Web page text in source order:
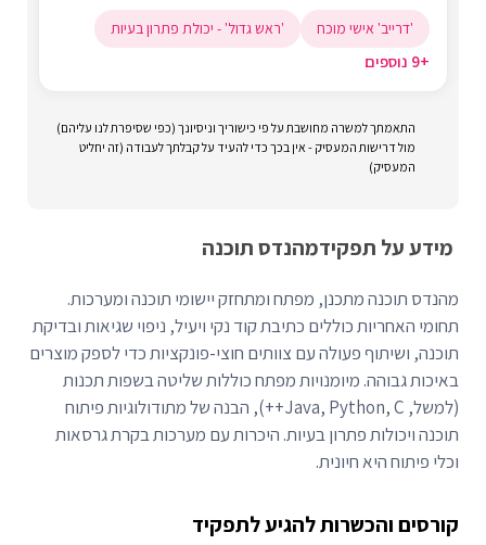
'דרייב' אישי מוכח 'ראש גדול' - יכולת פתרון בעיות
+9 נוספים
התאמתך למשרה מחושבת על פי כישוריך וניסיונך (כפי שסיפרת לנו עליהם)
מול דרישות המעסיק - אין בכך כדי להעיד על קבלתך לעבודה (זה יחליט
המעסיק)
מידע על תפקידמהנדס תוכנה
מהנדס תוכנה מתכנן, מפתח ומתחזק יישומי תוכנה ומערכות.
תחומי האחריות כוללים כתיבת קוד נקי ויעיל, ניפוי שגיאות ובדיקת
תוכנה, ושיתוף פעולה עם צוותים חוצי-פונקציות כדי לספק מוצרים
באיכות גבוהה. מיומנויות מפתח כוללות שליטה בשפות תכנות
(למשל, Java, Python, C++), הבנה של מתודולוגיות פיתוח
תוכנה ויכולות פתרון בעיות. היכרות עם מערכות בקרת גרסאות
וכלי פיתוח היא חיונית.
קורסים והכשרות להגיע לתפקיד